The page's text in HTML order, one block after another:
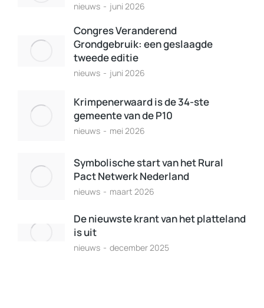
nieuws juni 2026
Congres Veranderend
Grondgebruik: een geslaagde
tweede editie
nieuws juni 2026
Krimpenerwaard is de 34-ste
gemeente van de P10
nieuws mei 2026
Symbolische start van het Rural
Pact Netwerk Nederland
nieuws maart 2026
De nieuwste krant van het platteland
is uit
nieuws december 2025